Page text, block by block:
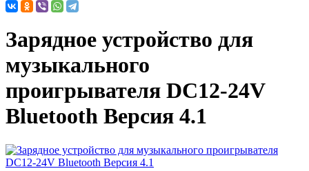
Зарядное устройство для
музыкального
проигрывателя DC12-24V
Bluetooth Версия 4.1